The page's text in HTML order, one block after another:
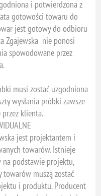
i potwierdzona z
gotowości towaru do
jest gotowy do odbioru
Zgajewska nie ponosi
spowodowane przez
musi zostać uzgodniona
wysłania próbki zawsze
klienta.
jest projektantem i
towarów. Istnieje
podstawie projektu,
towarów muszą zostać
i produktu. Producent